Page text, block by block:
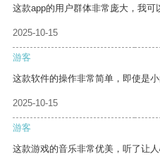
这款app的用户群体非常庞大，我可
2025-10-15
游客
这款软件的操作非常简单，即使是小
2025-10-15
游客
这款游戏的音乐非常优美，听了让人